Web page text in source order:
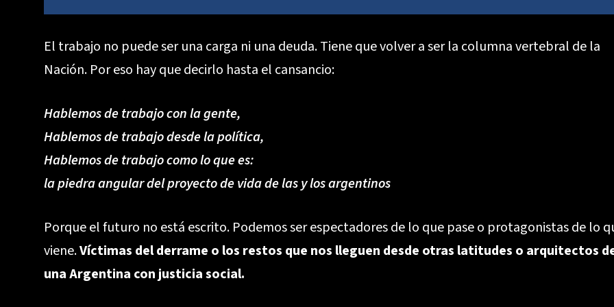
El trabajo no puede ser una carga ni una deuda. Tiene que volver a ser la columna vertebral de la
Nación. Por eso hay que decirlo hasta el cansancio:
Hablemos de trabajo con la gente,
Hablemos de trabajo desde la política,
Hablemos de trabajo como lo que es:
la piedra angular del proyecto de vida de las y los argentinos
Porque el futuro no está escrito. Podemos ser espectadores de lo que pase o protagonistas de lo
viene.Víctimas del derrame o los restos que nos lleguen desde otras latitudes o arquitectos
una Argentina con justicia social.